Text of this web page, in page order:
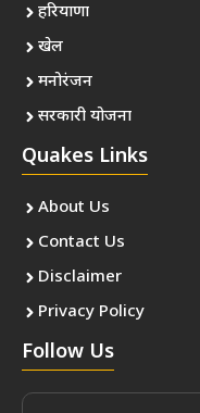
हरियाणा
खेल
मनोरंजन
सरकारी योजना
Quakes Links
About Us
Contact Us
Disclaimer
Privacy Policy
Follow Us